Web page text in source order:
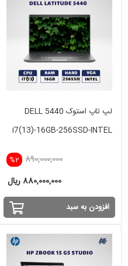
لپ تاپ استوک DELL 5440
i7(13)-16GB-256SSD-INTEL
%2 890,000,000
880,000,000 ریال
افزودن به سبد